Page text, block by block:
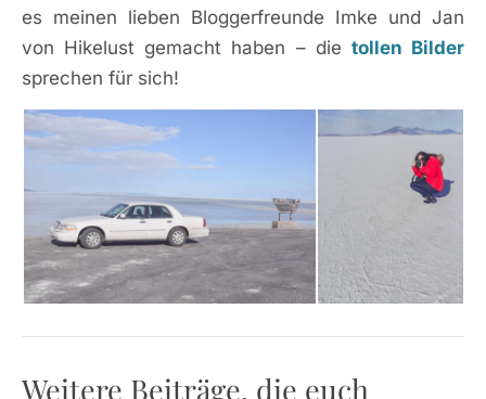
es meinen lieben Bloggerfreunde Imke und Jan
von Hikelust gemacht haben – die tollen Bilder
sprechen für sich!
Weitere Beiträge, die euch